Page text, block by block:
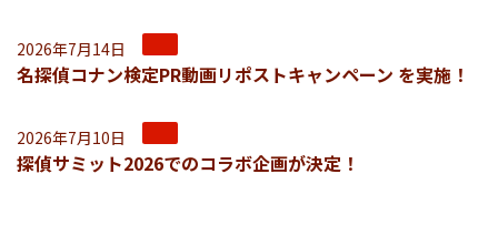
2026年7月14日
名探偵コナン検定PR動画リポストキャンペーン を実施！
2026年7月10日
探偵サミット2026でのコラボ企画が決定！